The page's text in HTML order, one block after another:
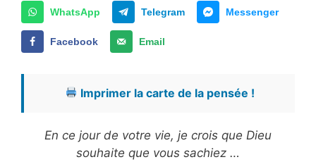
WhatsApp Telegram Messenger
Facebook Email
Imprimer la carte de la pensée !
En ce jour de votre vie, je crois que Dieu
souhaite que vous sachiez …